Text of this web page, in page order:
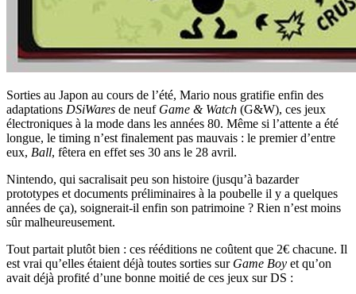
Sorties au Japon au cours de l’été, Mario nous gratifie enfin des
adaptations DSiWares de neuf Game & Watch (G&W), ces jeux
électroniques à la mode dans les années 80. Même si l’attente a été
longue, le timing n’est finalement pas mauvais : le premier d’entre
eux, Ball, fêtera en effet ses 30 ans le 28 avril.
Nintendo, qui sacralisait peu son histoire (jusqu’à bazarder
prototypes et documents préliminaires à la poubelle il y a quelques
années de ça), soignerait-il enfin son patrimoine ? Rien n’est moins
sûr malheureusement.
Tout partait plutôt bien : ces rééditions ne coûtent que 2€ chacune. Il
est vrai qu’elles étaient déjà toutes sorties sur Game Boy et qu’on
avait déjà profité d’une bonne moitié de ces jeux sur DS :